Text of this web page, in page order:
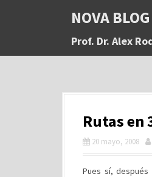
a
NOVA BLOG
Prof. Dr. Alex
Rutas en
20 mayo, 2008
Pues sí,